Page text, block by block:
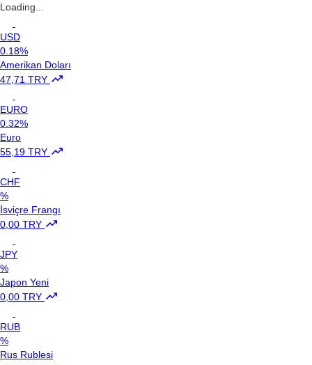
Loading...
USD
0.18%
Amerikan Doları
47,71 TRY
EURO
0.32%
Euro
55,19 TRY
CHF
%
İsviçre Frangı
0,00 TRY
JPY
%
Japon Yeni
0,00 TRY
RUB
%
Rus Rublesi